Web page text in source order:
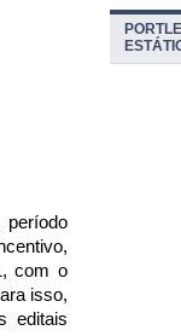
período
,
com o
isso,
editais